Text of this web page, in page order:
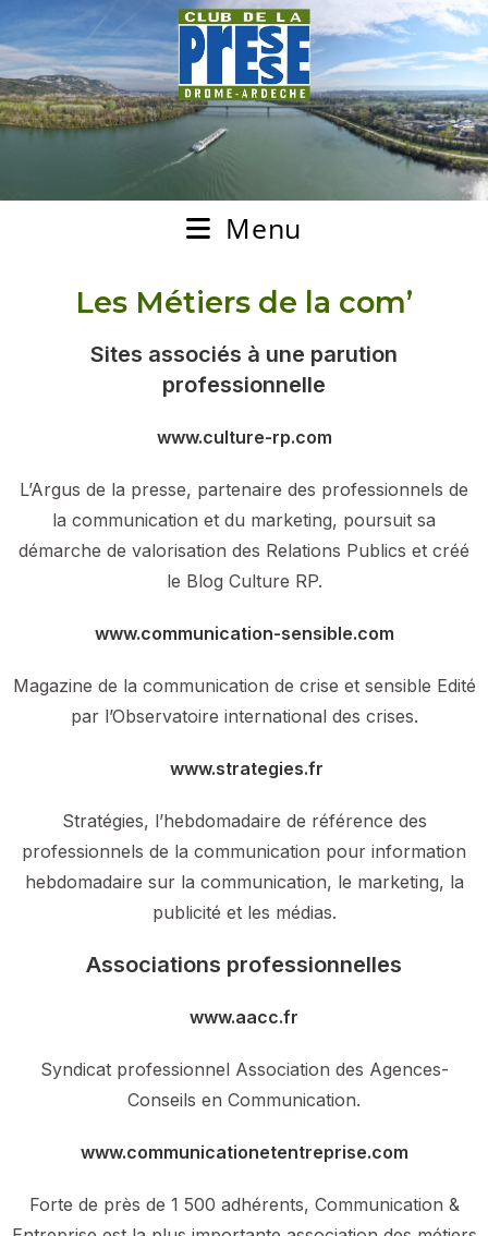
Menu
Les Métiers de la com’
Sites associés à une parution
professionnelle
www.culture-rp.com
L’Argus de la presse, partenaire des professionnels de
la communication et du marketing, poursuit sa
démarche de valorisation des Relations Publics et créé
le Blog Culture RP.
www.communication-sensible.com
Magazine de la communication de crise et sensible Edité
par l’Observatoire international des crises.
www.strategies.fr
Stratégies, l’hebdomadaire de référence des
professionnels de la communication pour information
hebdomadaire sur la communication, le marketing, la
publicité et les médias.
Associations professionnelles
www.aacc.fr
Syndicat professionnel Association des Agences-
Conseils en Communication.
www.communicationetentreprise.com
Forte de près de 1 500 adhérents, Communication &